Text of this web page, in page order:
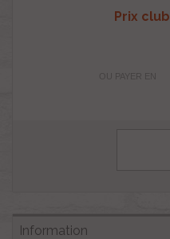
Prix club
OU PAYER EN